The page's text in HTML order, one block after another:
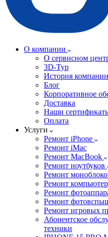
О компании
О сервисном
3D-Тур
История компании
Блог
Корпоративное
Доставка
Наши
Оплата
Услуги
Ремонт iPhone
Ремонт iMac
Ремонт MacBook
Ремонт ноутбуков
Ремонт
Ремонт
Ремонт
Ремонт
Ремонт игровых
Абонентское
техники